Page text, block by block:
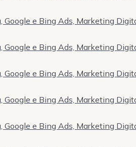
e Bing Ads, Marketing
e Bing Ads, Marketing
e Bing Ads, Marketing
e Bing Ads, Marketing
e Bing Ads, Marketing